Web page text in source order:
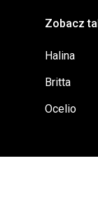
Zobacz
Halina
Britta
Ocelio